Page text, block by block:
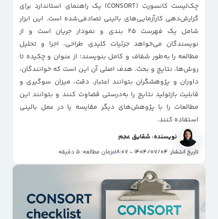
چک‌لیست کانسورت (CONSORT) یک راهنمای استاندارد برای
گزارش‌دهی کارآزمایی‌های بالینی تصادفی‌شده است. این ابزار
شامل یک فهرست ۲۵ بندی و نمودار جریان است و از
نویسندگان می‌خواهد جزئیات کلیدی طراحی، اجرا و تحلیل
مطالعه را به‌طور شفاف و کامل بنویسند؛ از عنوان و چکیده تا
روش‌ها، نتایج و بحث. هدف اصلی آن این است که خوانندگان،
داوران و پژوهشگران بتوانند اعتبار، دقت، میزان سوگیری و
قابلیت بازتولید نتایج را به‌درستی قضاوت کنند و بتوانند این
مطالعات را با پژوهش‌های دیگر مقایسه یا در عمل بالینی
استفاده کنند.
نویسنده: شقایق عجم
تاریخ انتشار: 1404/07/04 - 18:07 زمان مطالعه: 5 دقیقه